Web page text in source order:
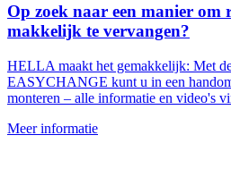
Op zoek naar een manier om
makkelijk te vervangen?
HELLA maakt het gemakkelijk: Met
EASYCHANGE kunt u in een
monteren – alle informatie en video's
Meer informatie